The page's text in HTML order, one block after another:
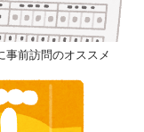
事前訪問のオススメ